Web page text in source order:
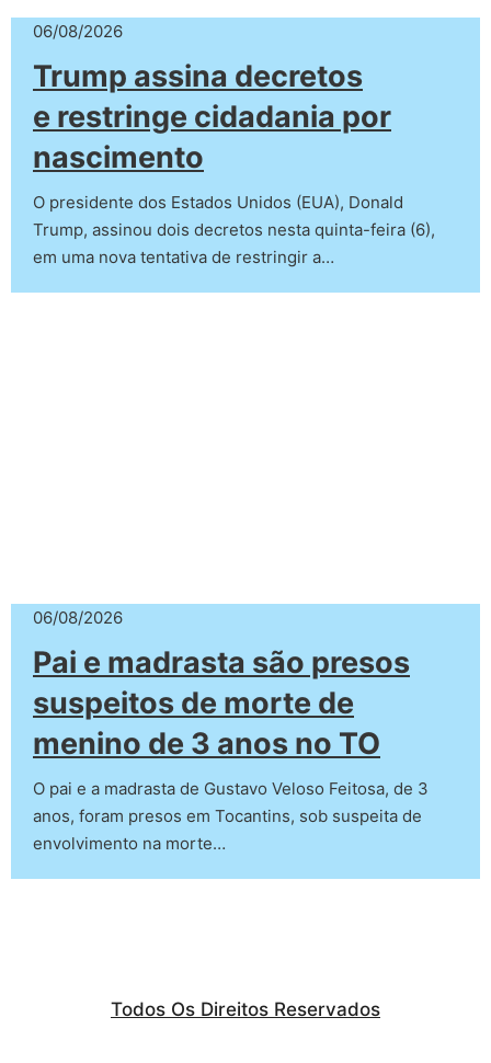
06/08/2026
Trump assina decretos
e restringe cidadania por
nascimento
O presidente dos Estados Unidos (EUA), Donald
Trump, assinou dois decretos nesta quinta-feira (6),
em uma nova tentativa de restringir a…
06/08/2026
Pai e madrasta são presos
suspeitos de morte de
menino de 3 anos no TO
O pai e a madrasta de Gustavo Veloso Feitosa, de 3
anos, foram presos em Tocantins, sob suspeita de
envolvimento na morte…
Todos Os Direitos Reservados